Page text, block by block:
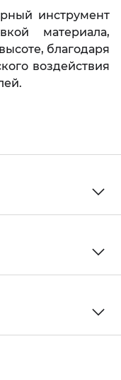
инструмент
материала,
благодаря
воздействия